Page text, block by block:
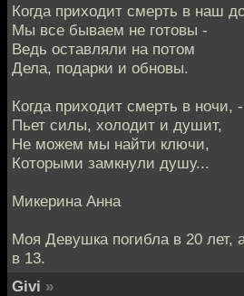
Когда приходит смерть в наш
Мы все бываем не готовы -
Ведь оставляли на потом
Дела, подарки и обновы.
Когда приходит смерть в ночи, -
Пьет силы, холодит и душит,
Не можем мы найти ключи,
Которыми замкнули душу...
Микерина Анна
Моя Девушка погибла в 20 лет,
в 13.
Givi »